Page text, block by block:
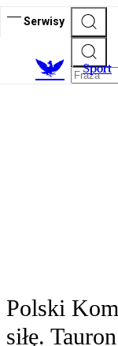
Serwisy
Sport
Polski
siłę.